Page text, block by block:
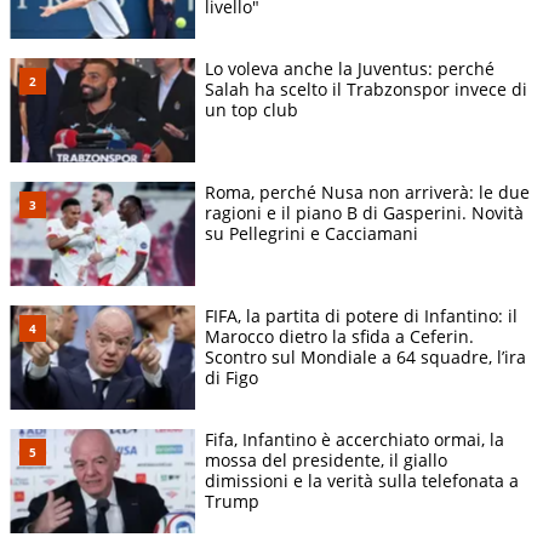
livello"
Lo voleva anche la Juventus: perché
Salah ha scelto il Trabzonspor invece di
un top club
Roma, perché Nusa non arriverà: le due
ragioni e il piano B di Gasperini. Novità
su Pellegrini e Cacciamani
FIFA, la partita di potere di Infantino: il
Marocco dietro la sfida a Ceferin.
Scontro sul Mondiale a 64 squadre, l’ira
di Figo
Fifa, Infantino è accerchiato ormai, la
mossa del presidente, il giallo
dimissioni e la verità sulla telefonata a
Trump